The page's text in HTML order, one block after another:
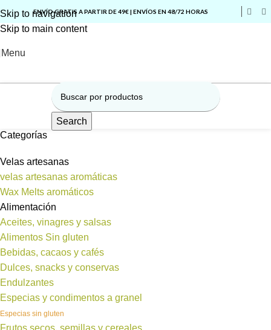
Skip to navigation
Skip to main content
ENVÍO GRATIS A PARTIR DE 49€ | ENVÍOS EN 48/72 HORAS
Menu
Search
Categorías
Velas artesanas
velas artesanas aromáticas
Wax Melts aromáticos
Alimentación
Aceites, vinagres y salsas
Alimentos Sin gluten
Bebidas, cacaos y cafés
Dulces, snacks y conservas
Endulzantes
Especias y condimentos a granel
Especias sin gluten
Frutos secos, semillas y cereales